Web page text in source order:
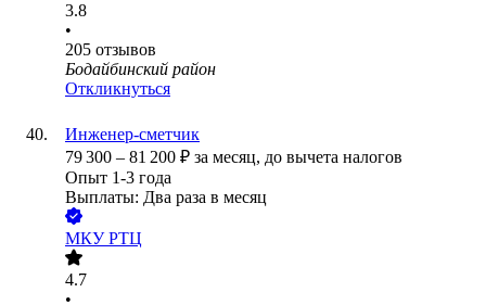
3.8
•
205 отзывов
Бодайбинский район
Откликнуться
Инженер-сметчик
79 300 – 81 200 ₽ за месяц, до вычета налогов
Опыт 1-3 года
Выплаты: Два раза в месяц
МКУ РТЦ
4.7
•